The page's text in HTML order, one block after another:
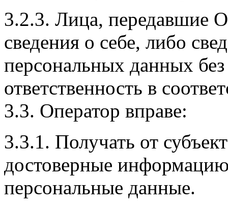
3.2.3. Лица, передавшие
сведения о себе, либо
персональных данных без
ответственность в
3.3. Оператор вправе:
3.3.1. Получать от
достоверные
персональные данные.